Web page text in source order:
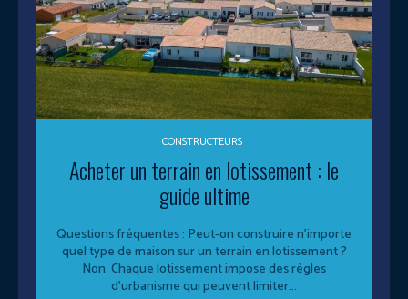
CONSTRUCTEURS
Acheter un terrain en lotissement : le
guide ultime
Questions fréquentes : Peut-on construire n'importe
quel type de maison sur un terrain en lotissement ?
Non. Chaque lotissement impose des règles
d'urbanisme qui peuvent limiter...